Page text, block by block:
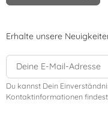
Erhalte unsere
Du kannst Dein
Kontaktinformationen